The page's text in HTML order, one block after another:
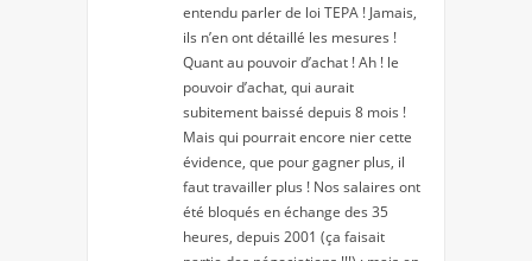
entendu parler de loi TEPA ! Jamais,
ils n’en ont détaillé les mesures !
Quant au pouvoir d’achat ! Ah ! le
pouvoir d’achat, qui aurait
subitement baissé depuis 8 mois !
Mais qui pourrait encore nier cette
évidence, que pour gagner plus, il
faut travailler plus ! Nos salaires ont
été bloqués en échange des 35
heures, depuis 2001 (ça faisait